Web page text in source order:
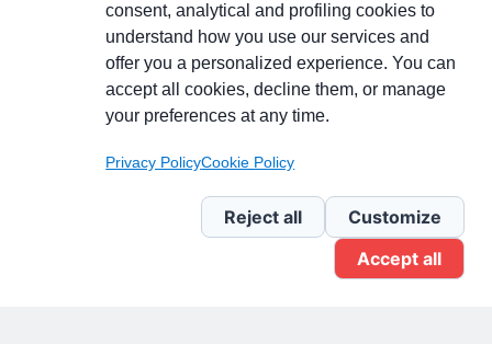
Partecipa alla discussione
Pagina Linkedin
Newsletter Linkedin
consent, analytical and profiling cookies to
understand how you use our services and
offer you a personalized experience. You can
accept all cookies, decline them, or manage
your preferences at any time.
Privacy PolicyCookie Policy
Reject all
Customize
Accept all